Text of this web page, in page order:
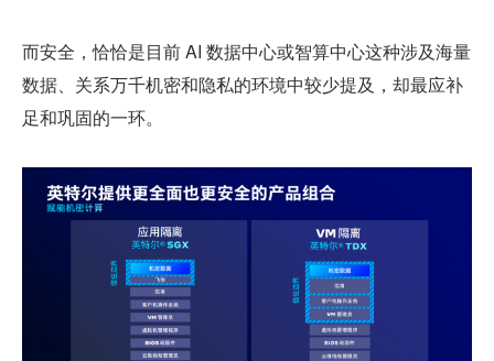
而安全，恰恰是目前 AI 数据中心或智算中心这种涉及海量
数据、关系万千机密和隐私的环境中较少提及，却最应补
足和巩固的一环。